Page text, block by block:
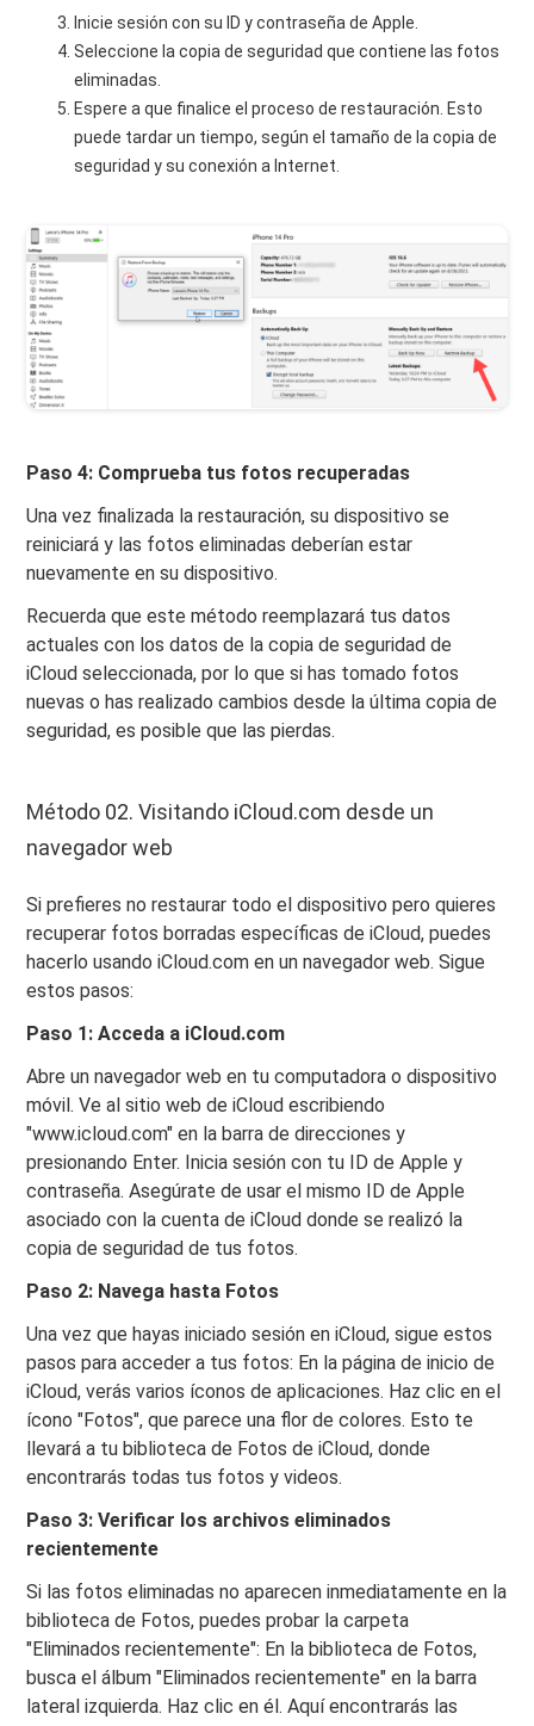
Inicie sesión con su ID y contraseña de Apple.
Seleccione la copia de seguridad que contiene las fotos
eliminadas.
Espere a que finalice el proceso de restauración. Esto
puede tardar un tiempo, según el tamaño de la copia de
seguridad y su conexión a Internet.
Paso 4: Comprueba tus fotos recuperadas
Una vez finalizada la restauración, su dispositivo se
reiniciará y las fotos eliminadas deberían estar
nuevamente en su dispositivo.
Recuerda que este método reemplazará tus datos
actuales con los datos de la copia de seguridad de
iCloud seleccionada, por lo que si has tomado fotos
nuevas o has realizado cambios desde la última copia de
seguridad, es posible que las pierdas.
Método 02. Visitando iCloud.com desde un
navegador web
Si prefieres no restaurar todo el dispositivo pero quieres
recuperar fotos borradas específicas de iCloud, puedes
hacerlo usando iCloud.com en un navegador web. Sigue
estos pasos:
Paso 1: Acceda a iCloud.com
Abre un navegador web en tu computadora o dispositivo
móvil. Ve al sitio web de iCloud escribiendo
"www.icloud.com" en la barra de direcciones y
presionando Enter. Inicia sesión con tu ID de Apple y
contraseña. Asegúrate de usar el mismo ID de Apple
asociado con la cuenta de iCloud donde se realizó la
copia de seguridad de tus fotos.
Paso 2: Navega hasta Fotos
Una vez que hayas iniciado sesión en iCloud, sigue estos
pasos para acceder a tus fotos: En la página de inicio de
iCloud, verás varios íconos de aplicaciones. Haz clic en el
ícono "Fotos", que parece una flor de colores. Esto te
llevará a tu biblioteca de Fotos de iCloud, donde
encontrarás todas tus fotos y videos.
Paso 3: Verificar los archivos eliminados
recientemente
Si las fotos eliminadas no aparecen inmediatamente en la
biblioteca de Fotos, puedes probar la carpeta
"Eliminados recientemente": En la biblioteca de Fotos,
busca el álbum "Eliminados recientemente" en la barra
lateral izquierda. Haz clic en él. Aquí encontrarás las